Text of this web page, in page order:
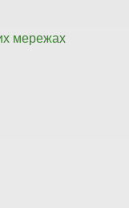
мережах